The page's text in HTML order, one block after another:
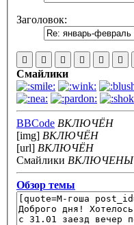
Заголовок:
Смайлики
BBCode ВКЛЮЧЁН
[img] ВКЛЮЧЁН
[url] ВКЛЮЧЁН
Смайлики ВКЛЮЧЕНЫ
Обзор темы